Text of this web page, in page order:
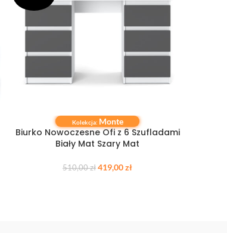
DOWIEDZ SIĘ WIĘCEJ
Kolekcja: Monte
Biurko Nowoczesne Ofi z 6 Szufladami
Biały Mat Szary Mat
510,00zł 419,00zł